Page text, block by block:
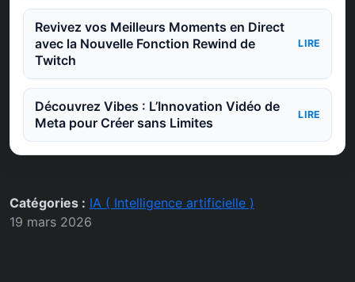
Revivez vos Meilleurs Moments en Direct
avec la Nouvelle Fonction Rewind de
Twitch
LIRE
Découvrez Vibes : L’Innovation Vidéo de
Meta pour Créer sans Limites
LIRE
Catégories : IA ( Intelligence artificielle )
19 mars 2026